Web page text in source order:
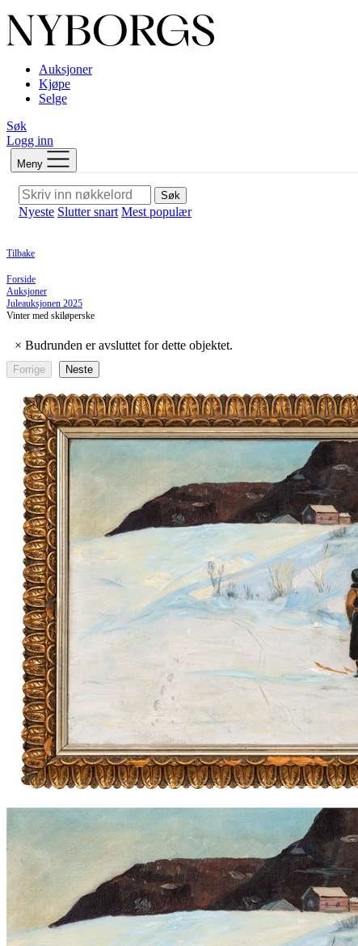
Auksjoner
Kjøpe
Selge
Søk
Logg inn
Meny
Søk
Nyeste Slutter snart Mest populær
Tilbake
Forside
Auksjoner
Juleauksjonen 2025
Vinter med skiløperske
× Budrunden er avsluttet for dette objektet.
Forrige Neste